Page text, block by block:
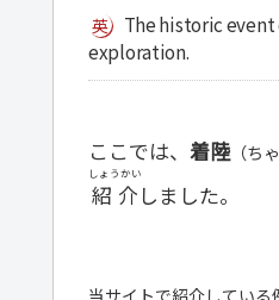
The historic
exploration.
ここでは、 着陸 （ち
紹介
しょうかい
しました。
当サイトで紹介してい